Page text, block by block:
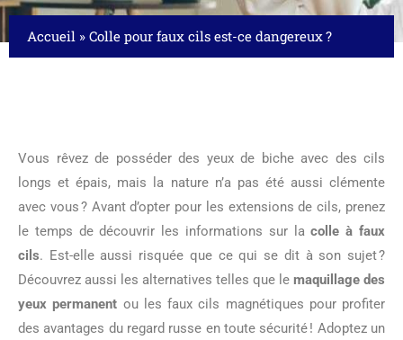
Accueil » Colle pour faux cils est-ce dangereux ?
Vous rêvez de posséder des yeux de biche avec des cils
longs et épais, mais la nature n’a pas été aussi clémente
avec vous ? Avant d’opter pour les extensions de cils, prenez
le temps de découvrir les informations sur lacolle à faux
cils. Est-elle aussi risquée que ce qui se dit à son sujet ?
Découvrez aussi les alternatives telles que le maquillage des
yeux permanent ou les faux cils magnétiques pour profiter
des avantages du regard russe en toute sécurité ! Adoptez un